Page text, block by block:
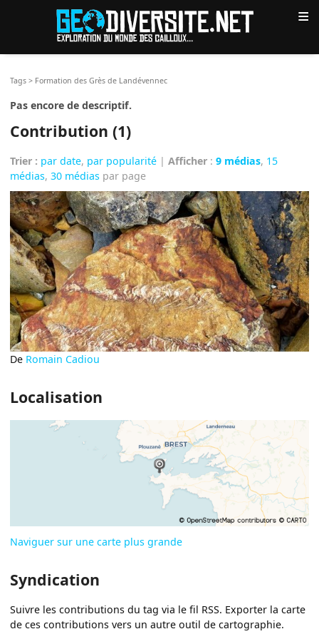
≡
Tags > Formation des Grès de Landévennec
Pas encore de descriptif.
Contribution (1)
Trier : par date, par popularité |Afficher :9 médias, 15
médias,30 médias par page
De Romain Cadiou
Localisation
Naviguer sur une carte plus grande
Syndication
Suivre les contributions du tag via le fil RSS. Exporter la carte
de ces contributions vers un autre outil de cartographie.